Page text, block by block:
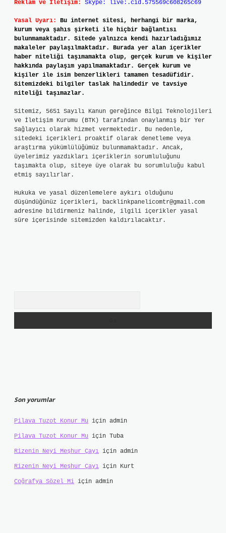
Reklam ve İletişim: Skype: live:.cid.575569c608265c69
Yasal Uyarı:
Bu internet sitesi, herhangi bir marka,
kurum veya şahıs şirketi ile hiçbir bağlantısı
bulunmamaktadır. Sitede yalnızca kendi hazırladığımız
makaleler paylaşılmaktadır. Burada yer alan içerikler
haber niteliği taşımamakta olup, gerçek kurum ve kişiler
hakkında paylaşım yapılmamaktadır. Gerçek kurum ve
kişiler ile isim benzerlikleri tamamen tesadüfidir.
Sitemizdeki bilgiler taslak halindedir ve tavsiye
niteliği taşımazlar.
Sitemiz, 5651 Sayılı Kanun gereğince Bilgi Teknolojileri
ve İletişim Kurumu (BTK) tarafından onaylanmış bir Yer
Sağlayıcı olarak hizmet vermektedir. Bu nedenle,
sitedeki içerikleri proaktif olarak denetleme veya
araştırma yükümlülüğümüz bulunmamaktadır. Ancak,
üyelerimiz yazdıkları içeriklerin sorumluluğunu
taşımakta olup, siteye üye olarak bu sorumluluğu kabul
etmiş sayılırlar.
Hukuka ve yasal düzenlemelere aykırı olduğunu
düşündüğünüz içerikleri, backlinkpanelicomtr@gmail.com
adresine bildirmeniz halinde, ilgili içerikler yasal
süre içerisinde sitemizden kaldırılacaktır.
Son yorumlar
Pilava Tuzot Konur Mu için admin
Pilava Tuzot Konur Mu için Tuba
Rizenin Neyi Meşhur Çayı için admin
Rizenin Neyi Meşhur Çayı için Kurt
Coğrafya Sözel Mi için admin